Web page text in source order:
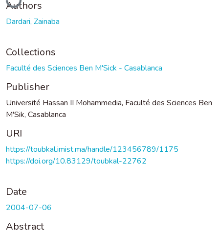
Authors
Dardari, Zainaba
Collections
Faculté des Sciences Ben M'Sick - Casablanca
Publisher
Université Hassan II Mohammedia, Faculté des Sciences Ben
M'Sik, Casablanca
URI
https://toubkal.imist.ma/handle/123456789/1175
https://doi.org/10.83129/toubkal-22762
Date
2004-07-06
Abstract